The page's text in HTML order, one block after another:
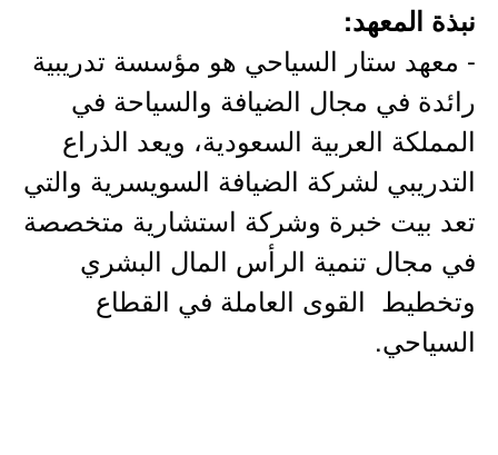
نبذة المعهد:
- معهد ستار السياحي هو مؤسسة تدريبية
رائدة في مجال الضيافة والسياحة في
المملكة العربية السعودية، ويعد الذراع
التدريبي لشركة الضيافة السويسرية والتي
تعد بيت خبرة وشركة استشارية متخصصة
في مجال تنمية الرأس المال البشري
وتخطيط القوى العاملة في القطاع
السياحي.